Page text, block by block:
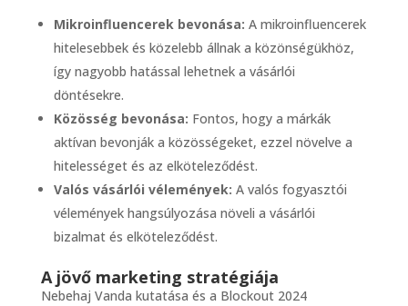
Mikroinfluencerek bevonása: A mikroinfluencerek
hitelesebbek és közelebb állnak a közönségükhöz,
így nagyobb hatással lehetnek a vásárlói
döntésekre.
Közösség bevonása: Fontos, hogy a márkák
aktívan bevonják a közösségeket, ezzel növelve a
hitelességet és az elköteleződést.
Valós vásárlói vélemények: A valós fogyasztói
vélemények hangsúlyozása növeli a vásárlói
bizalmat és elköteleződést.
A jövő marketing stratégiája
Nebehaj Vanda kutatása és a Blockout 2024